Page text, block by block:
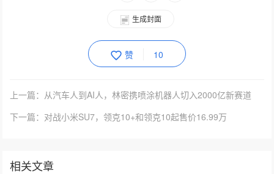
生成封面
赞 10
上一篇：从汽车人到AI人，林密携喷涂机器人切入2000亿新赛道
下一篇：对战小米SU7，领克10+和领克10起售价16.99万
相关文章